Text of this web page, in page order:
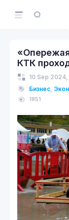
КТК
10 Sep
Бизнес,
1851